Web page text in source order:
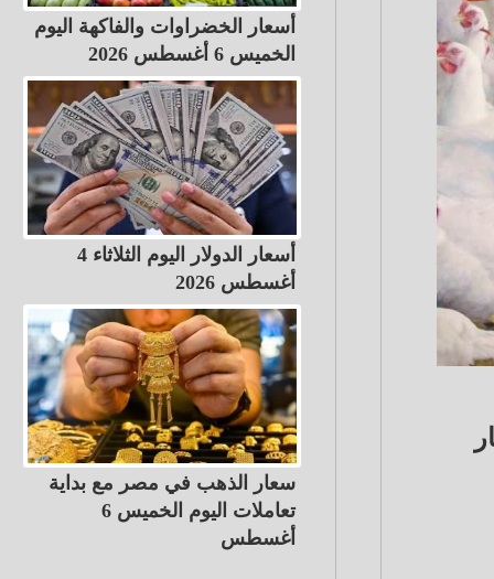
أسعار الخضراوات والفاكهة اليوم
الخميس 6 أغسطس 2026
أسعار الدولار اليوم الثلاثاء 4
أغسطس 2026
سعار الذهب في مصر مع بداية
تعاملات اليوم الخميس 6
أغسطس